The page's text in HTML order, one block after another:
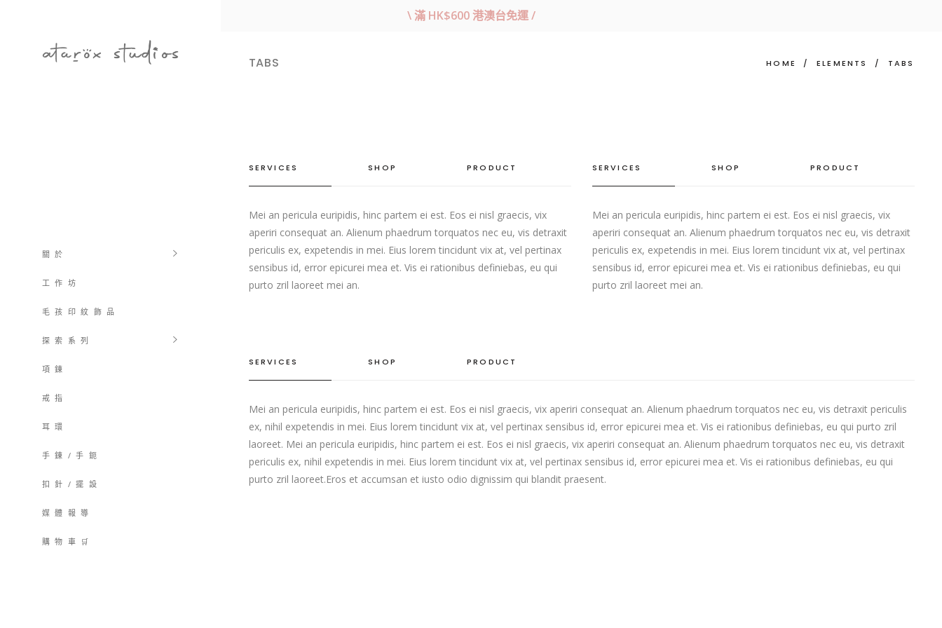
\ 滿 HK$600 港澳台免運 /
關 於
工 作 坊
毛 孩 印 紋 飾 品
探 索 系 列
項 鍊
戒 指
耳 環
手 鍊 / 手 鈪
扣 針 / 擺 設
媒 體 報 導
購 物 車 🛒
TABS HOME /ELEMENTS / TABS
SERVICES SHOP PRODUCT
Mei an pericula euripidis, hinc partem ei est. Eos ei nisl graecis, vix
aperiri consequat an. Alienum phaedrum torquatos nec eu, vis detraxit
periculis ex, expetendis in mei. Eius lorem tincidunt vix at, vel pertinax
sensibus id, error epicurei mea et. Vis ei rationibus definiebas, eu qui
purto zril laoreet mei an.
SERVICES SHOP PRODUCT
Mei an pericula euripidis, hinc partem ei est. Eos ei nisl graecis, vix
aperiri consequat an. Alienum phaedrum torquatos nec eu, vis detraxit
periculis ex, expetendis in mei. Eius lorem tincidunt vix at, vel pertinax
sensibus id, error epicurei mea et. Vis ei rationibus definiebas, eu qui
purto zril laoreet mei an.
SERVICES SHOP PRODUCT
Mei an pericula euripidis, hinc partem ei est. Eos ei nisl graecis, vix aperiri consequat an. Alienum phaedrum torquatos nec eu, vis detraxit periculis
ex, nihil expetendis in mei. Eius lorem tincidunt vix at, vel pertinax sensibus id, error epicurei mea et. Vis ei rationibus definiebas, eu qui purto zril
laoreet. Mei an pericula euripidis, hinc partem ei est. Eos ei nisl graecis, vix aperiri consequat an. Alienum phaedrum torquatos nec eu, vis detraxit
periculis ex, nihil expetendis in mei. Eius lorem tincidunt vix at, vel pertinax sensibus id, error epicurei mea et. Vis ei rationibus definiebas, eu qui
purto zril laoreet.Eros et accumsan et iusto odio dignissim qui blandit praesent.